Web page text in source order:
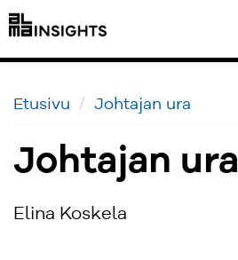
Etusivu Johtajan ura
Johtajan ura
Elina Koskela